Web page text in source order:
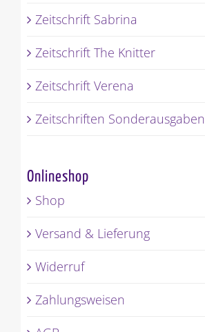
Zeitschrift Sabrina
Zeitschrift The Knitter
Zeitschrift Verena
Zeitschriften Sonderausgaben
Onlineshop
Shop
Versand & Lieferung
Widerruf
Zahlungsweisen